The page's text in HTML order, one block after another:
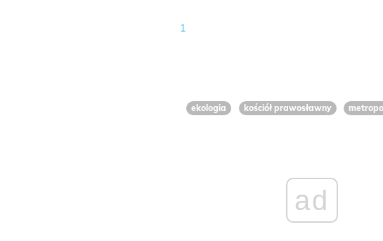
1
ekologia kościół prawosławny
ad